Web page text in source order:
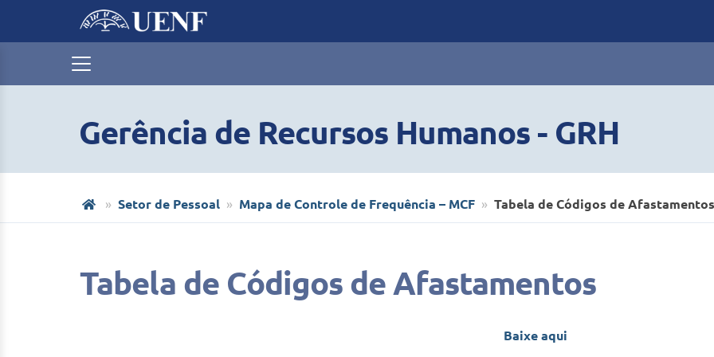
Gerência de Recursos Humanos - GRH
Setor de Pessoal Mapa de Controle de Frequência – MCF Tabela de Códigos de Afastamentos
Tabela de Códigos de Afastamentos
Baixe aqui